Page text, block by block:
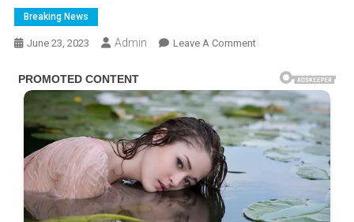
Breaking News
June 23, 2023 Admin Leave A CommentOn
નુકસાન
માટે
સરકાર
તરફથી
જાહેરાત,